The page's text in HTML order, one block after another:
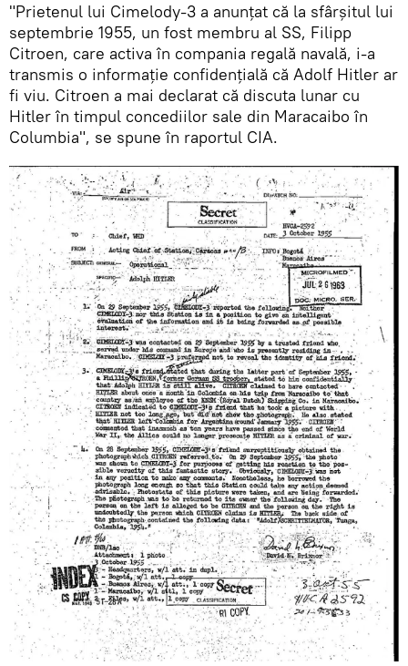
"Prietenul lui Cimelody-3 a anunțat că la sfârșitul lui
septembrie 1955, un fost membru al SS, Filipp
Citroen, care activa în compania regală navală, i-a
transmis o informație confidențială că Adolf Hitler ar
fi viu. Citroen a mai declarat că discuta lunar cu
Hitler în timpul concediilor sale din Maracaibo în
Columbia", se spune în raportul CIA.